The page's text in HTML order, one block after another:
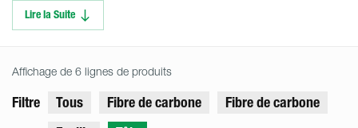
Lire la Suite
Affichage de 6 lignes de produits
Filtre Tous Fibre de carbone
Fibre de carbone